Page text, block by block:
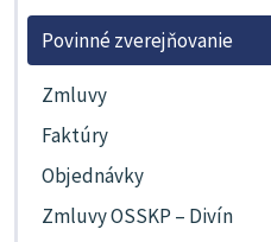
Povinné zverejňovanie
Zmluvy
Faktúry
Objednávky
Zmluvy OSSKP – Divín